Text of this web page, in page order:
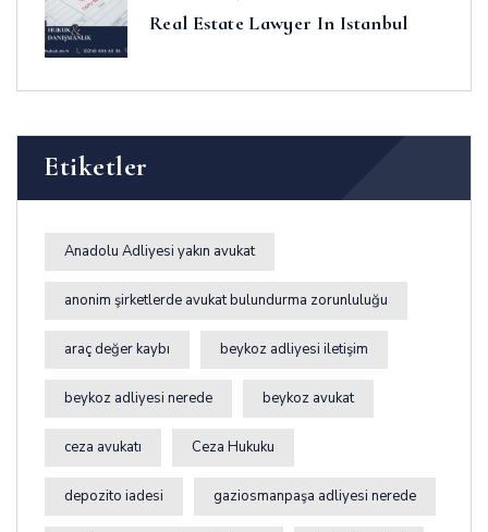
Real Estate Lawyer In Istanbul
Etiketler
Anadolu Adliyesi yakın avukat
anonim şirketlerde avukat bulundurma zorunluluğu
araç değer kaybı beykoz adliyesi iletişim
beykoz adliyesi nerede beykoz avukat
ceza avukatı Ceza Hukuku
depozito iadesi gaziosmanpaşa adliyesi nerede